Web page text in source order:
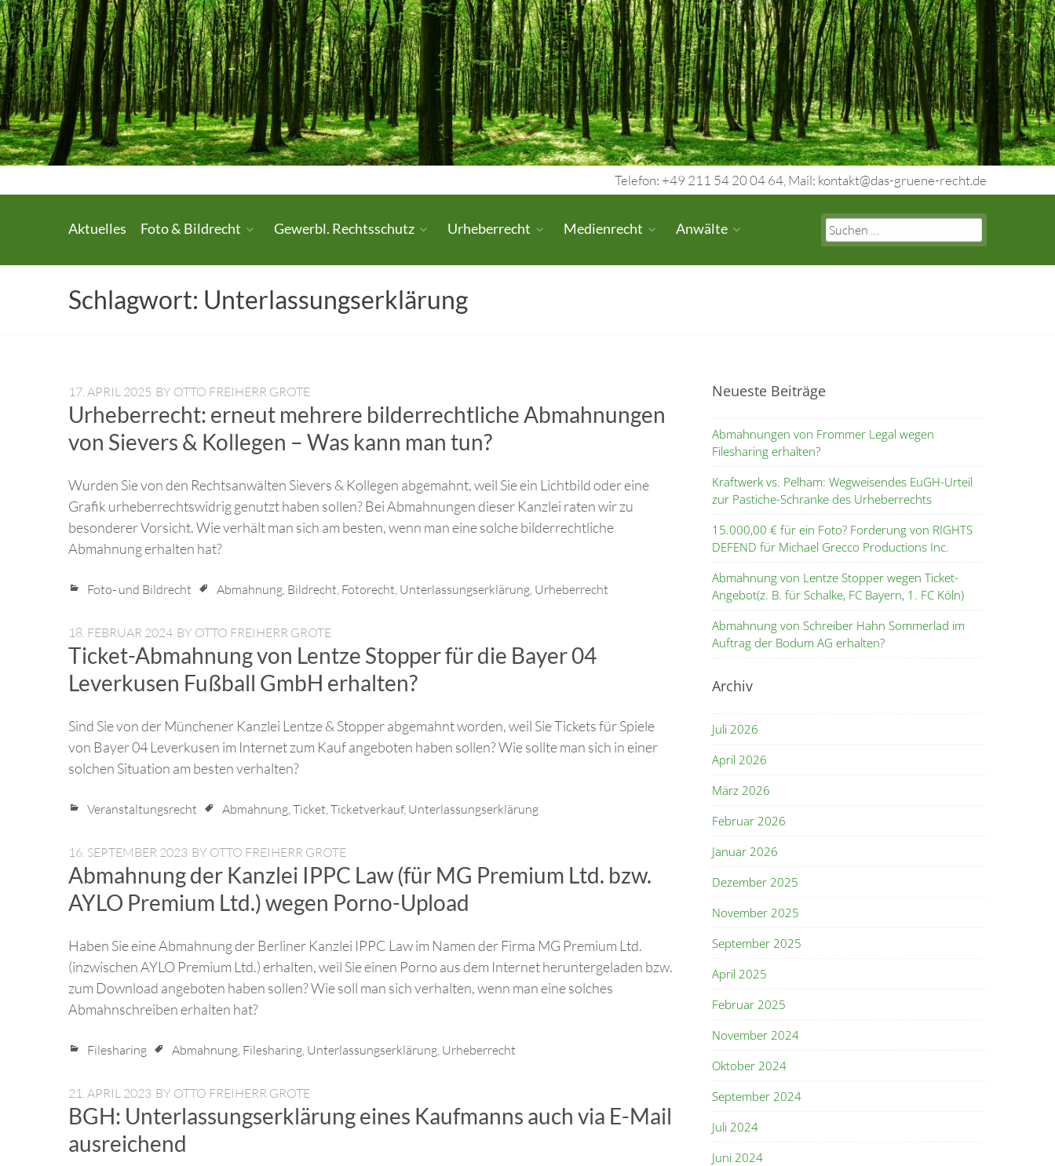
Skip
to
content
Telefon: +49 211 54 20 04 64, Mail: kontakt@das-gruene-recht.de
Urheberrecht.
Medienrecht.
gewerbl.
Rechtsschutz.
Search
for:
Aktuelles Foto & Bildrecht Gewerbl. Rechtsschutz Urheberrecht Medienrecht Anwälte
Schlagwort: Unterlassungserklärung
17. APRIL 2025 BY OTTO FREIHERR GROTE
Urheberrecht: erneut mehrere bilderrechtliche Abmahnungen
von Sievers & Kollegen – Was kann man tun?
Wurden Sie von den Rechtsanwälten Sievers & Kollegen abgemahnt, weil Sie ein Lichtbild oder eine
Grafik urheberrechtswidrig genutzt haben sollen? Bei Abmahnungen dieser Kanzlei raten wir zu
besonderer Vorsicht. Wie verhält man sich am besten, wenn man eine solche bilderrechtliche
Abmahnung erhalten hat?
Foto- und Bildrecht Abmahnung Bildrecht Fotorecht Unterlassungserklärung Urheberrecht
18. FEBRUAR 2024 BY OTTO FREIHERR GROTE
Ticket-Abmahnung von Lentze Stopper für die Bayer 04
Leverkusen Fußball GmbH erhalten?
Sind Sie von der Münchener Kanzlei Lentze & Stopper abgemahnt worden, weil Sie Tickets für Spiele
von Bayer 04 Leverkusen im Internet zum Kauf angeboten haben sollen? Wie sollte man sich in einer
solchen Situation am besten verhalten?
Veranstaltungsrecht Abmahnung Ticket Ticketverkauf, Unterlassungserklärung
16. SEPTEMBER 2023 BY OTTO FREIHERR GROTE
Abmahnung der Kanzlei IPPC Law (für MG Premium Ltd. bzw.
AYLO Premium Ltd.) wegen Porno-Upload
Haben Sie eine Abmahnung der Berliner Kanzlei IPPC Law im Namen der Firma MG Premium Ltd.
(inzwischen AYLO Premium Ltd.) erhalten, weil Sie einen Porno aus dem Internet heruntergeladen bzw.
zum Download angeboten haben sollen? Wie soll man sich verhalten, wenn man eine solches
Abmahnschreiben erhalten hat?
Filesharing Abmahnung Filesharing Unterlassungserklärung Urheberrecht
21. APRIL 2023 BY OTTO FREIHERR GROTE
BGH: Unterlassungserklärung eines Kaufmanns auch via E-Mail
ausreichend
Neueste Beiträge
Abmahnungen von Frommer Legal wegen
Filesharing erhalten?
Kraftwerk vs. Pelham: Wegweisendes EuGH-Urteil
zur Pastiche-Schranke des Urheberrechts
15.000,00 € für ein Foto? Forderung von RIGHTS
DEFEND für Michael Grecco Productions Inc.
Abmahnung von Lentze Stopper wegen Ticket-
Angebot(z. B. für Schalke, FC Bayern, 1. FC Köln)
Abmahnung von Schreiber Hahn Sommerlad im
Auftrag der Bodum AG erhalten?
Archiv
Juli 2026
April 2026
März 2026
Februar 2026
Januar 2026
Dezember 2025
November 2025
September 2025
April 2025
Februar 2025
November 2024
Oktober 2024
September 2024
Juli 2024
Juni 2024